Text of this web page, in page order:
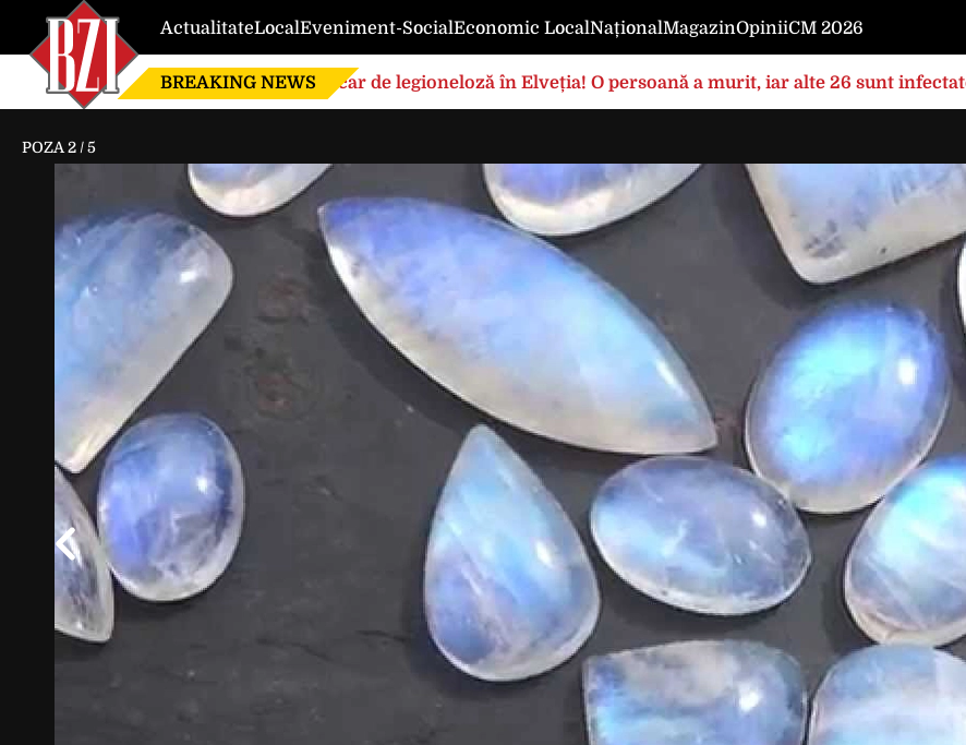
ActualitateLocalEveniment-SocialEconomic LocalNaționalMagazinOpiniiCM 2026
BREAKING NEWS Focar de legioneloză în Elveția! O persoană a murit, iar alte 26 sunt
POZA 2 /5